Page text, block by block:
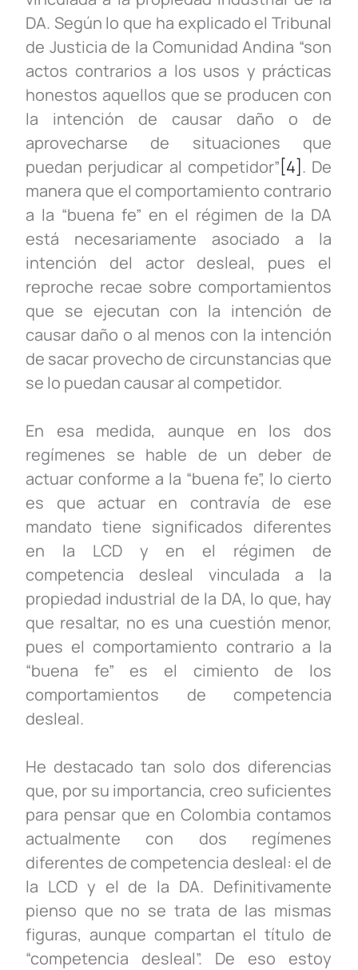
DA. Según lo que ha explicado el Tribunal
de Justicia de la Comunidad Andina “son
actos contrarios a los usos y prácticas
honestos aquellos que se producen con
la intención de causar daño o de
aprovecharse de situaciones que
puedan perjudicar al competidor”[4]. De
manera que el comportamiento contrario
a la “buena fe” en el régimen de la DA
está necesariamente asociado a la
intención del actor desleal, pues el
reproche recae sobre comportamientos
que se ejecutan con la intención de
causar daño o al menos con la intención
de sacar provecho de circunstancias que
se lo puedan causar al competidor.
En esa medida, aunque en los dos
regímenes se hable de un deber de
actuar conforme a la “buena fe”, lo cierto
es que actuar en contravía de ese
mandato tiene significados diferentes
en la LCD y en el régimen de
competencia desleal vinculada a la
propiedad industrial de la DA, lo que, hay
que resaltar, no es una cuestión menor,
pues el comportamiento contrario a la
“buena fe” es el cimiento de los
comportamientos de competencia
desleal.
He destacado tan solo dos diferencias
que, por su importancia, creo suficientes
para pensar que en Colombia contamos
actualmente con dos regímenes
diferentes de competencia desleal: el de
la LCD y el de la DA. Definitivamente
pienso que no se trata de las mismas
figuras, aunque compartan el título de
“competencia desleal”. De eso estoy